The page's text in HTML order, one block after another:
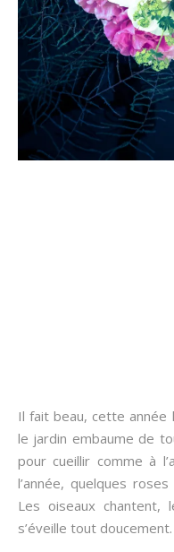
Il fait beau, cette
le jardin embaume de
pour cueillir comme à
l’année, quelques
Les oiseaux chantent,
s’éveille tout doucement.